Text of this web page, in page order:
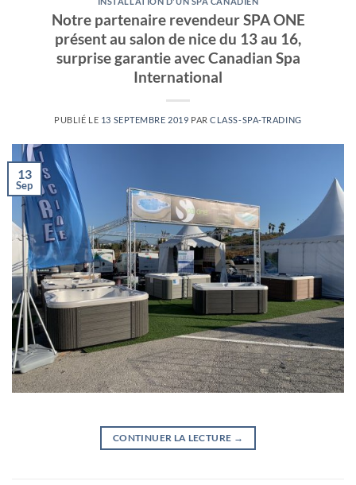
Notre partenaire revendeur SPA ONE
présent au salon de nice du 13 au 16,
surprise garantie avec Canadian Spa
International
PUBLIÉ LE 13 SEPTEMBRE 2019 PARCLASS-SPA-TRADING
13
Sep
CONTINUER LA LECTURE →